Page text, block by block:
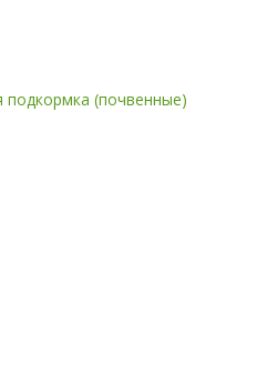
подкормка (почвенные)